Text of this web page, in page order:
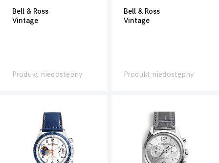
Bell & Ross
Vintage
Produkt niedostępny
Bell & Ross
Vintage
Produkt niedostępny